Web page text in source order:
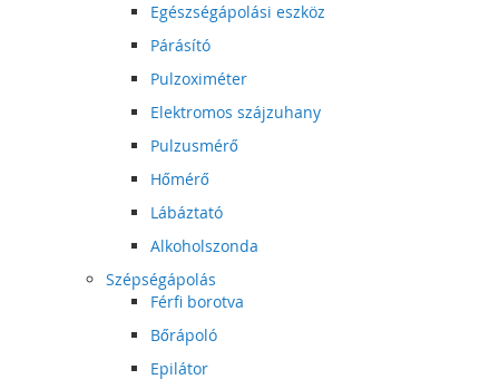
Egészségápolási eszköz
Párásító
Pulzoximéter
Elektromos szájzuhany
Pulzusmérő
Hőmérő
Lábáztató
Alkoholszonda
Szépségápolás
Férfi borotva
Bőrápoló
Epilátor